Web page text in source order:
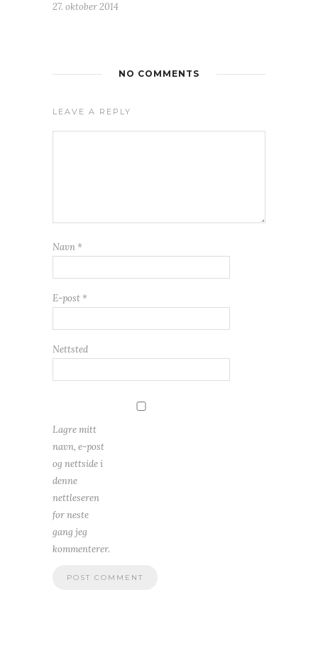
27. oktober 2014
NO COMMENTS
LEAVE A REPLY
Navn *
E-post *
Nettsted
Lagre mitt
navn, e-post
og nettside i
denne
nettleseren
for neste
gang jeg
kommenterer.